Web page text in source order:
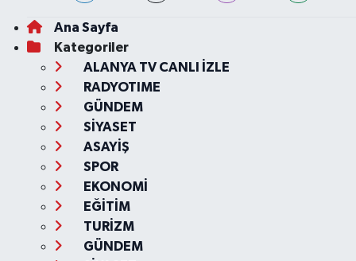
Ana Sayfa
Kategoriler
ALANYA TV CANLI İZLE
RADYOTIME
GÜNDEM
SİYASET
ASAYİŞ
SPOR
EKONOMİ
EĞİTİM
TURİZM
GÜNDEM